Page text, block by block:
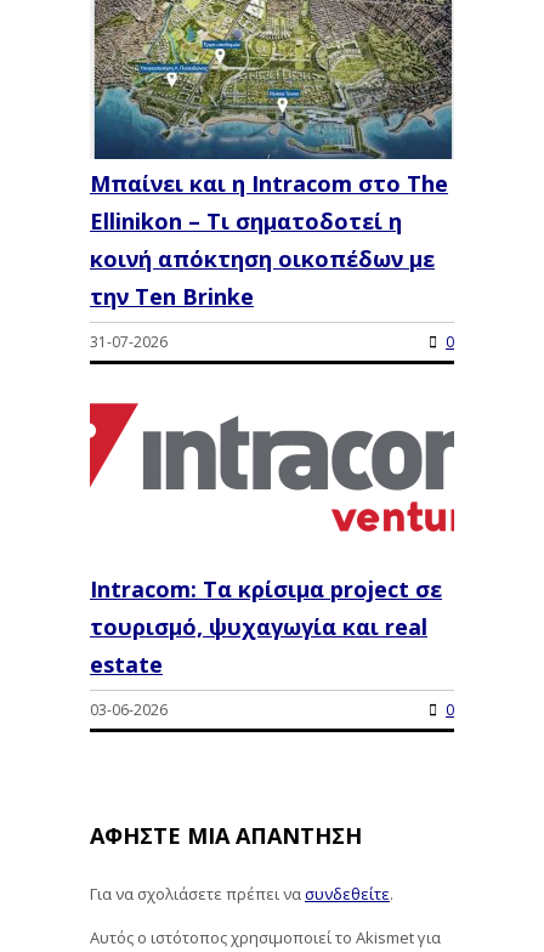
Μπαίνει και η Intracom στο The
Ellinikon – Τι σηματοδοτεί η
κοινή απόκτηση οικοπέδων με
την Ten Brinke
31-07-2026 0
Intracom: Τα κρίσιμα project σε
τουρισμό, ψυχαγωγία και real
estate
03-06-2026 0
ΑΦΉΣΤΕ ΜΙΑ ΑΠΆΝΤΗΣΗ
Για να σχολιάσετε πρέπει νασυνδεθείτε.
Αυτός ο ιστότοπος χρησιμοποιεί το Akismet για